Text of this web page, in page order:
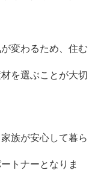
変わるため、住む
を選ぶことが大切
族が安心して暮ら
トナーとなりま